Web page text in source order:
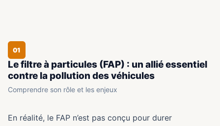
01
Le filtre à particules (FAP) : un allié essentiel
contre la pollution des véhicules
Comprendre son rôle et les enjeux
En réalité, le FAP n’est pas conçu pour durer